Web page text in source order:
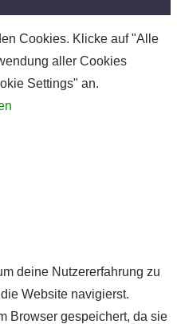
Cookies. Klicke auf "Alle
aller Cookies
Settings" an.
deine Nutzererfahrung zu
Website navigierst.
Browser gespeichert, da sie